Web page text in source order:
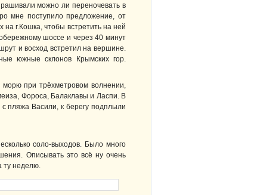
можно ли переночевать в
мне поступило предложение, от
г.Кошка, чтобы встретить на ней
шоссе и через 40 минут
и восход встретил на вершине.
южные склонов Крымских гор.
при трёхметровом волнении,
Фороса, Балаклавы и Ласпи. В
пляжа Васили, к берегу подплыли
соло-выходов. Было много
Описывать это всё ну очень
ту неделю.